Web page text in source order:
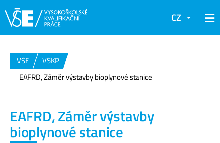
CZ
VŠE
VŠKP
EAFRD, Záměr výstavby bioplynové stanice
EAFRD, Záměr výstavby
bioplynové stanice